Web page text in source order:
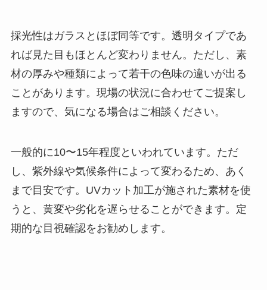
採光性はガラスとほぼ同等です。透明タイプであ
れば見た目もほとんど変わりません。ただし、素
材の厚みや種類によって若干の色味の違いが出る
ことがあります。現場の状況に合わせてご提案し
ますので、気になる場合はご相談ください。
一般的に10〜15年程度といわれています。ただ
し、紫外線や気候条件によって変わるため、あく
まで目安です。UVカット加工が施された素材を使
うと、黄変や劣化を遅らせることができます。定
期的な目視確認をお勧めします。